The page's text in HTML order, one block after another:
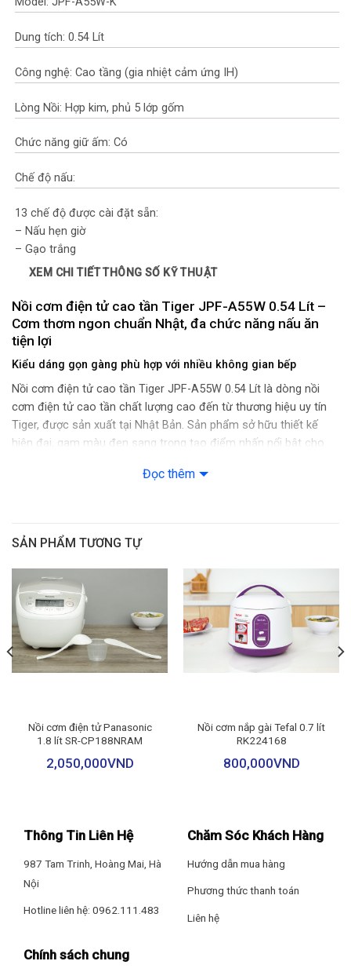
Dung tích: 0.54 Lít
Công nghệ: Cao tầng (gia nhiệt cảm ứng IH)
Lòng Nồi: Hợp kim, phủ 5 lớp gốm
Chức năng giữ ấm: Có
Chế độ nấu:
13 chế độ được cài đặt sẵn:
– Nấu hẹn giờ
– Gạo trắng
– Gạo hạt dài
– Nấu tiết kiệm điện
– Nấu nhanh
– Xôi/cơm trộn
– Cháo
– Gạo lứt
– Gạo lứt nảy mầm
– Hầm
Chống dính: Lòng nồi phủ men chống dính
Phím điều khiển: Nút nhấn điện tử
Màn hình hiển thị: Màn hình LCD
Loại nắp: Nắp gài
Dây điện: Dài 140 cm
Tính năng khác: Các bộ phận dễ dàng tháo lắp giúp bạn dễ dàng
vệ sinh
Điện áp: 220V- 50hz
Xuất Xứ & Bảo Hành
XEM CHI TIẾT THÔNG SỐ KỸ THUẬT
Nồi cơm điện tử cao tần Tiger JPF-A55W 0.54 Lít –
Cơm thơm ngon chuẩn Nhật, đa chức năng nấu ăn
tiện lợi
Kiểu dáng gọn gàng phù hợp với nhiều không gian bếp
Nồi cơm điện tử cao tần Tiger JPF-A55W 0.54 Lít là dòng nồi
cơm điện tử cao tần chất lượng cao đến từ thương hiệu uy tín
Tiger, được sản xuất tại Nhật Bản. Sản phẩm sở hữu thiết kế
hiện đại, gam màu đen sang trọng tạo điểm nhấn nổi bật cho
trưng bày ở nhiều vị trí khác nhau.
Các bộ phận của nồi dễ dàng tháo lắp, giúp việc vệ sinh đơn
giản hơn. Dây điện đi kèm dài 140cm, không gây vướng víu cho
người dùng trong quá trình sử dụng thiết bị.
>>>Xem thêm: Nồi cơm điện Tiger có tốt không?
Đọc thêm
SẢN PHẨM TƯƠNG TỰ
Nồi cơm điện tử Panasonic
1.8 lít SR-CP188NRAM
2,050,000VND
Nồi cơm nắp gài Tefal 0.7 lít
RK224168
800,000VND
Thông Tin Liên Hệ
987 Tam Trinh, Hoàng Mai, Hà
Nội
Hotline liên hệ: 0962.111.483
Chăm Sóc Khách Hàng
Hướng dẫn mua hàng
Phương thức thanh toán
Liên hệ
Chính sách chung